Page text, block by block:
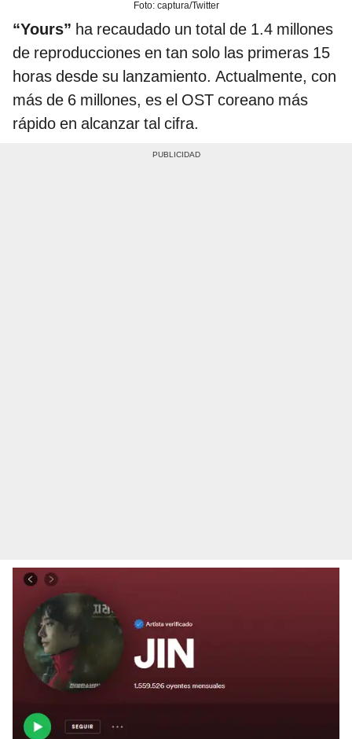
Foto: captura/Twitter
“Yours” ha recaudado un total de 1.4 millones
de reproducciones en tan solo las primeras 15
horas desde su lanzamiento. Actualmente, con
más de 6 millones, es el OST coreano más
rápido en alcanzar tal cifra.